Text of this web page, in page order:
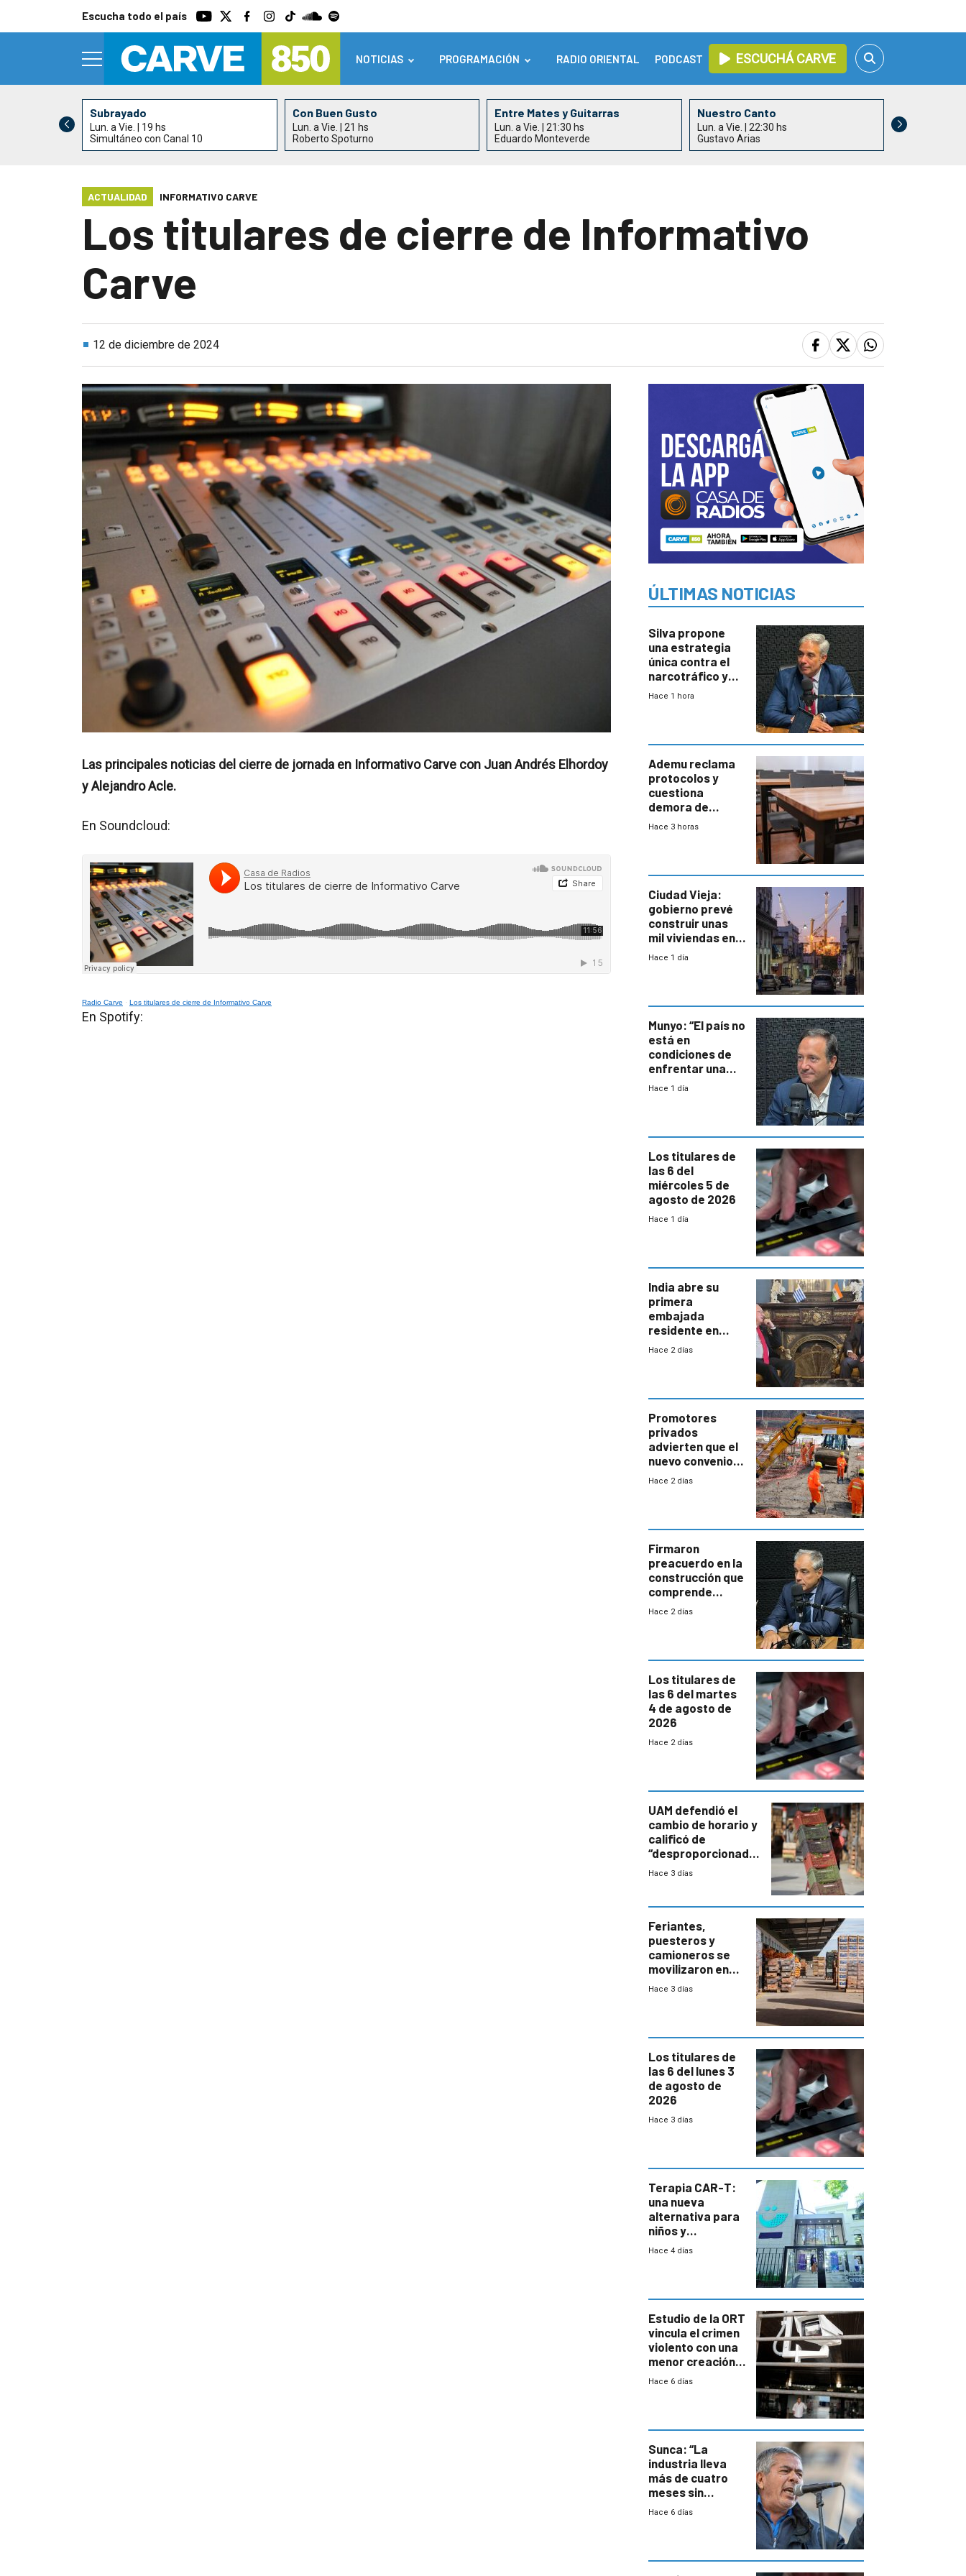
Escucha todo el país
NOTICIAS PROGRAMACIÓN RADIO ORIENTAL PODCAST ESCUCHÁ CARVE
Subrayado
Lun. a Vie. | 19 hs
Simultáneo con Canal 10
Con Buen Gusto
Lun. a Vie. | 21 hs
Roberto Spoturno
Entre Mates y Guitarras
Lun. a Vie. | 21:30 hs
Eduardo Monteverde
Nuestro Canto
Lun. a Vie. | 22:30 hs
Gustavo Arias
ACTUALIDAD INFORMATIVO CARVE
Los titulares de cierre de Informativo
Carve
12 de diciembre de 2024
Las principales noticias del cierre de jornada en Informativo Carve con Juan Andrés Elhordoy
y Alejandro Acle.
En Soundcloud:
Radio Carve · Los titulares de cierre de Informativo Carve
En Spotify:
ÚLTIMAS NOTICIAS
Silva propone
una estrategia
única contra el
narcotráfico y
mayor
Hace 1 hora
Ademu reclama
protocolos y
cuestiona
demora de
Primaria ante
Hace 3 horas
Ciudad Vieja:
gobierno prevé
construir unas
mil viviendas en
un plan de
Hace 1 día
Munyo: “El país no
está en
condiciones de
enfrentar una
reducción de la
Hace 1 día
Los titulares de
las 6 del
miércoles 5 de
agosto de 2026
Hace 1 día
India abre su
primera
embajada
residente en
Uruguay y crecen
enorme
potencial
Hace 2 días
Promotores
privados
advierten que el
nuevo convenio
de la
a revisar
proyectos
Hace 2 días
Firmaron
preacuerdo en la
construcción que
comprende
reducción
Hace 2 días
Los titulares de
las 6 del martes
4 de agosto de
2026
Hace 2 días
UAM defendió el
cambio de horario y
calificó de
“desproporcionado”
el bloqueo de
Hace 3 días
Feriantes,
puesteros y
camioneros se
movilizaron en
rechazo a
Hace 3 días
Los titulares de
las 6 del lunes 3
de agosto de
2026
Hace 3 días
Terapia CAR-T:
una nueva
alternativa para
niños y
adolescentes
Hace 4 días
Estudio de la ORT
vincula el crimen
violento con una
menor creación
de empresas
Hace 6 días
Sunca: “La
industria lleva
más de cuatro
meses sin
convenio
Hace 6 días